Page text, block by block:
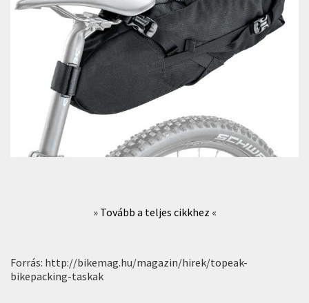
» Tovább a teljes cikkhez «
Forrás: http://bikemag.hu/magazin/hirek/topeak-
bikepacking-taskak